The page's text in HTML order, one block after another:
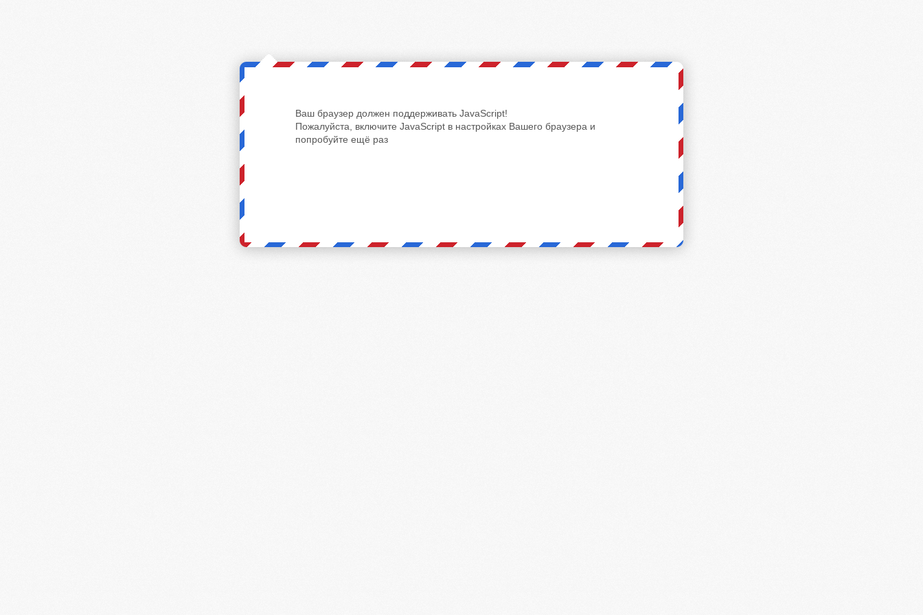
Ваш браузер должен поддерживать JavaScript!
Пожалуйста, включите JavaScript в настройках Вашего браузера и
попробуйте ещё раз